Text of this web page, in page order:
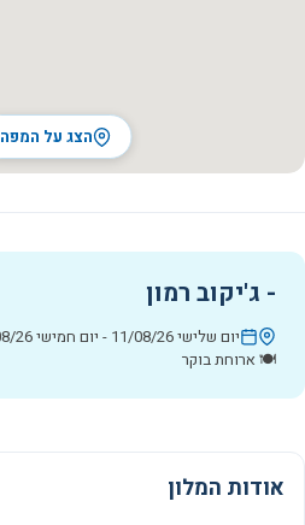
הצג על המפה
- ג'יקוב רמון
יום שלישי 11/08/26 - יום חמישי 13/08/26
🍽️ ארוחת בוקר
אודות המלון